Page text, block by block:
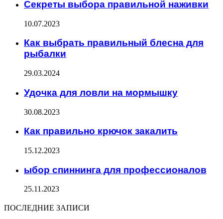
Секреты выбора правильной наживки
10.07.2023
Как выбрать правильный блесна для
рыбалки
29.03.2024
Удочка для ловли на мормышку
30.08.2023
Как правильно крючок закалить
15.12.2023
ыбор спиннинга для профессионалов
25.11.2023
ПОСЛЕДНИЕ ЗАПИСИ